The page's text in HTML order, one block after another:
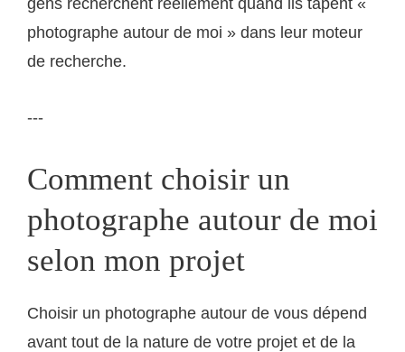
photographe autour de moi » dans leur moteur
de recherche.
---
Comment choisir un
photographe autour de moi
selon mon projet
Choisir un photographe autour de vous dépend
avant tout de la nature de votre projet et de la